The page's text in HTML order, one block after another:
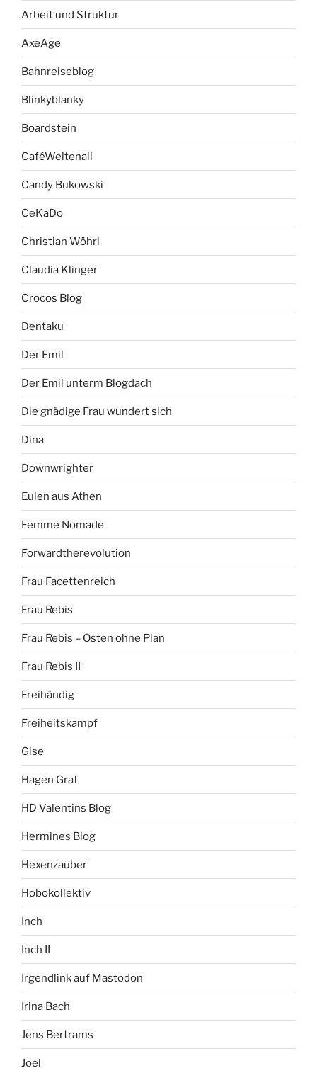
Arbeit und Struktur
AxeAge
Bahnreiseblog
Blinkyblanky
Boardstein
CaféWeltenall
Candy Bukowski
CeKaDo
Christian Wöhrl
Claudia Klinger
Crocos Blog
Dentaku
Der Emil
Der Emil unterm Blogdach
Die gnädige Frau wundert sich
Dina
Downwrighter
Eulen aus Athen
Femme Nomade
Forwardtherevolution
Frau Facettenreich
Frau Rebis
Frau Rebis – Osten ohne Plan
Frau Rebis II
Freihändig
Freiheitskampf
Gise
Hagen Graf
HD Valentins Blog
Hermines Blog
Hexenzauber
Hobokollektiv
Inch
Inch II
Irgendlink auf Mastodon
Irina Bach
Jens Bertrams
Joel